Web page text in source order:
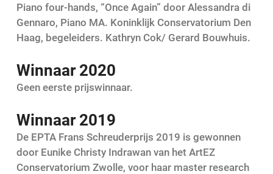
Piano four-hands, “Once Again” door Alessandra di
Gennaro, Piano MA. Koninklijk Conservatorium Den
Haag, begeleiders. Kathryn Cok/ Gerard Bouwhuis.
Winnaar 2020
Geen eerste prijswinnaar.
Winnaar 2019
De EPTA Frans Schreuderprijs 2019 is gewonnen
door Eunike Christy Indrawan van het ArtEZ
Conservatorium Zwolle, voor haar master research